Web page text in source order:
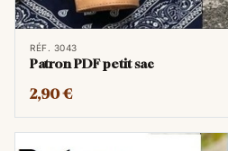
RÉF. 3043
Patron PDF petit sac
2,90 €